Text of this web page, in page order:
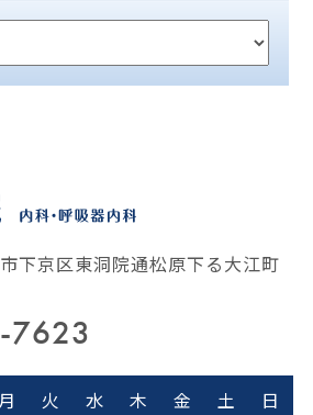
下京区東洞院通松原下る大江町
7623
月 火 水 木 金 土
日